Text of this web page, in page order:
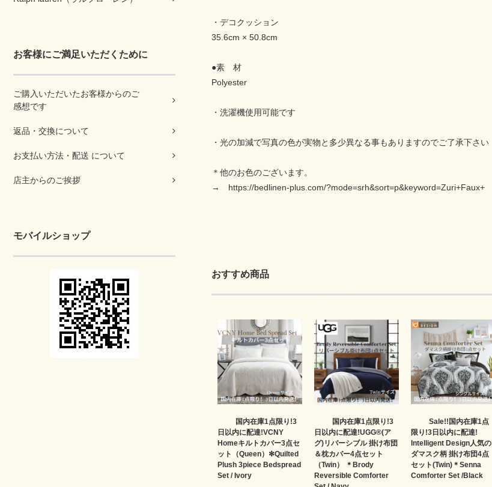
お客様にご満足いただくために
ご購入いただいたお客様からのご
感想です
返品・交換について
お支払い方法・配送 について
店主からのご挨拶
モバイルショップ
・デコクッション
35.6cm × 50.8cm
●素 材
Polyester
・洗濯機使用可能です
・光の加減で写真の色が実物と多少異なる事もありますのでご了承下さい
＊他のお色のございます。
→ https://bedlinen-plus.com/?mode=srh&sort=p&keyword=Zuri+Faux+
おすすめ商品
国内在庫1点限り!3
日以内に配達!VCNY
Homeキルトカバー3点セ
ット（Queen）✻Quilted
Plush 3piece Bedspread
Set / Ivory
国内在庫1点限り!3
日以内に配達!UGG®(ア
グ)リバーシブル 掛け布団
＆枕カバー4点セット
（Twin） ＊Brody
Reversible Comforter
Sale!!国内在庫1点
限り!3日以内に配達!
Intelligent Design人気の
ダマスク柄 掛け布団4点
セット(Twin)＊Senna
Comforter Set /Black